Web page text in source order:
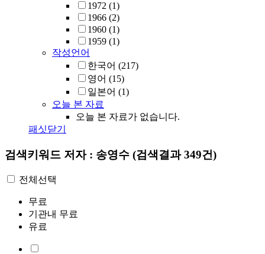
1972 (1)
1966 (2)
1960 (1)
1959 (1)
작성언어
한국어 (217)
영어 (15)
일본어 (1)
오늘 본 자료
오늘 본 자료가 없습니다.
패싯닫기
검색키워드 저자 : 송영수 (검색결과 349건)
전체선택
무료
기관내 무료
유료